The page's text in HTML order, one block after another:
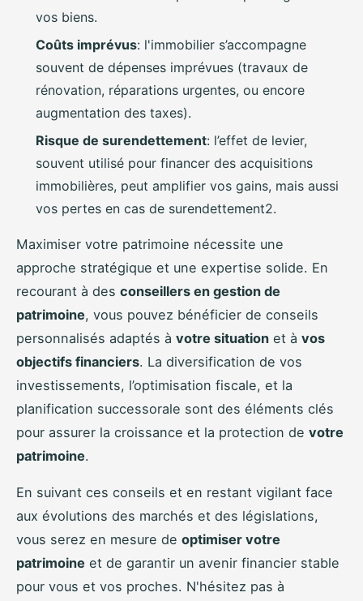
vos biens.
Coûts imprévus: l'immobilier s’accompagne
souvent de dépenses imprévues (travaux de
rénovation, réparations urgentes, ou encore
augmentation des taxes).
Risque de surendettement: l’effet de levier,
souvent utilisé pour financer des acquisitions
immobilières, peut amplifier vos gains, mais aussi
vos pertes en cas de surendettement2.
Maximiser votre patrimoine nécessite une
approche stratégique et une expertise solide. En
recourant à des conseillers en gestion de
patrimoine, vous pouvez bénéficier de conseils
personnalisés adaptés à votre situation et à vos
objectifs financiers. La diversification de vos
investissements, l’optimisation fiscale, et la
planification successorale sont des éléments clés
pour assurer la croissance et la protection de votre
patrimoine.
En suivant ces conseils et en restant vigilant face
aux évolutions des marchés et des législations,
vous serez en mesure de optimiser votre
patrimoine et de garantir un avenir financier stable
pour vous et vos proches. N'hésitez pas à